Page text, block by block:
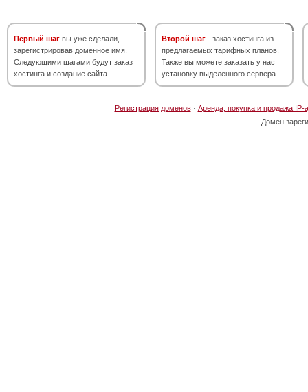
Первый шаг вы уже сделали,
зарегистрировав доменное имя.
Следующими шагами будут заказ
хостинга и создание сайта.
Второй шаг - заказ хостинга из
предлагаемых тарифных планов.
Также вы можете заказать у нас
установку выделенного сервера.
Регистрация доменов· Аренда, покупка и продажа IP-
Домен